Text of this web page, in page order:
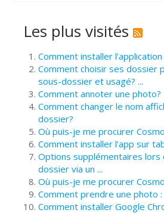
Les plus visités
Comment installer l'application
Comment choisir ses dossier
sous-dossier et usagé? ...
Comment annoter une photo?
Comment changer le nom
dossier?
Où puis-je me procurer
Comment installer l'app sur
Options supplémentaires lors
dossier via un ...
Où puis-je me procurer
Comment prendre une photo :
Comment installer Google